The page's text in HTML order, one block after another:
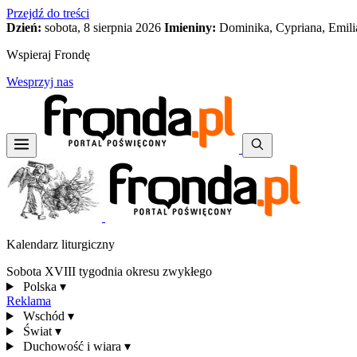
Przejdź do treści
Dzień: sobota, 8 sierpnia 2026 Imieniny: Dominika, Cypriana,
Wspieraj Frondę
Wesprzyj nas
Kalendarz liturgiczny
Sobota XVIII tygodnia okresu zwykłego
Polska ▾
Reklama
Wschód ▾
Świat ▾
Duchowość i wiara ▾